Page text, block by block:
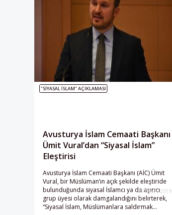
Avusturya İslam Cemaati Başkanı
Ümit Vural’dan “Siyasal İslam”
Eleştirisi
Avusturya İslam Cemaati Başkanı (AİC) Ümit
Vural, bir Müslüman’ın açık şekilde eleştiride
bulunduğunda siyasal İslamcı ya da aşırıcı
grup üyesi olarak damgalandığını belirterek,
“Siyasal İslam, Müslümanlara saldırmak
"SIYASAL İSLAM" AÇIKLAMASI
25 Mart 2019